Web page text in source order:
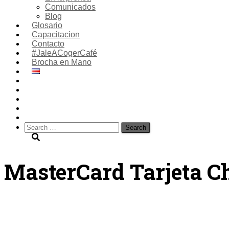
Comunicados
Blog
Glosario
Capacitacion
Contacto
#JaleACogerCafé
Brocha en Mano
Search
for:
MasterCard Tarjeta